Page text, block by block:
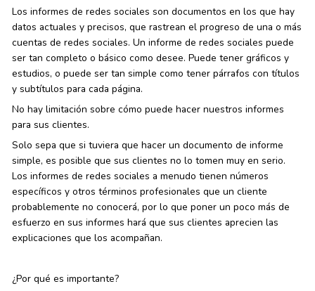
Los informes de redes sociales son documentos en los que hay
datos actuales y precisos, que rastrean el progreso de una o más
cuentas de redes sociales. Un informe de redes sociales puede
ser tan completo o básico como desee. Puede tener gráficos y
estudios, o puede ser tan simple como tener párrafos con títulos
y subtítulos para cada página.
No hay limitación sobre cómo puede hacer nuestros informes
para sus clientes.
Solo sepa que si tuviera que hacer un documento de informe
simple, es posible que sus clientes no lo tomen muy en serio.
Los informes de redes sociales a menudo tienen números
específicos y otros términos profesionales que un cliente
probablemente no conocerá, por lo que poner un poco más de
esfuerzo en sus informes hará que sus clientes aprecien las
explicaciones que los acompañan.
¿Por qué es importante?